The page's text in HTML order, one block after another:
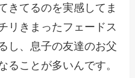
きてるのを実感してま
リきまったフェードス
し、息子の友達のお父
ることが多いんです。